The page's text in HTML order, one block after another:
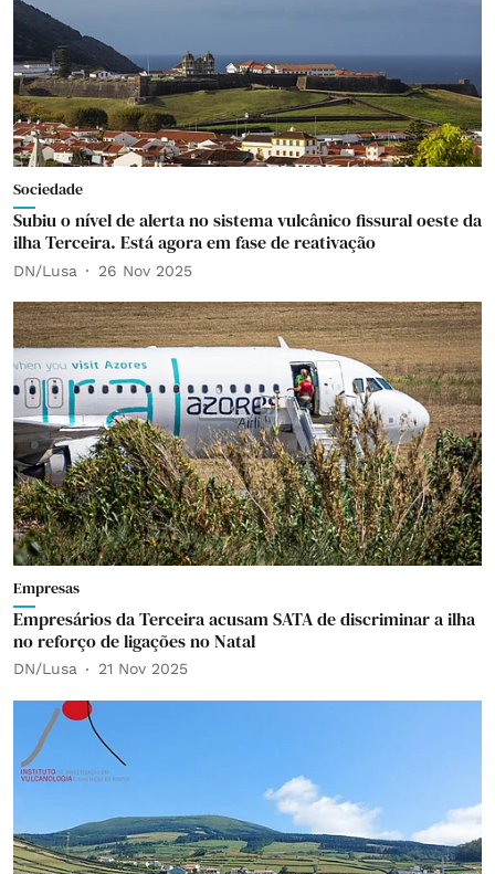
Sociedade
Subiu o nível de alerta no sistema vulcânico fissural oeste da
ilha Terceira. Está agora em fase de reativação
DN/Lusa 26 Nov 2025
Empresas
Empresários da Terceira acusam SATA de discriminar a ilha
no reforço de ligações no Natal
DN/Lusa 21 Nov 2025